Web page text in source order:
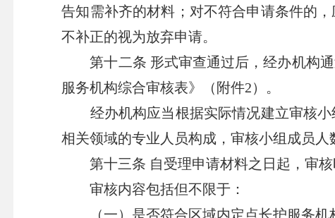
告知需补齐的材料；对不符合申请条件的
不补正的视为放弃申请。
第十二条 形式审查通过后，经办机构通
服务机构综合审核表》（附件2）。
经办机构应当根据实际情况建立审核小
相关领域的专业人员构成，审核小组成员人
第十三条 自受理申请材料之日起，审核
审核内容包括但不限于：
（一）是否符合区域内定点长护服务机